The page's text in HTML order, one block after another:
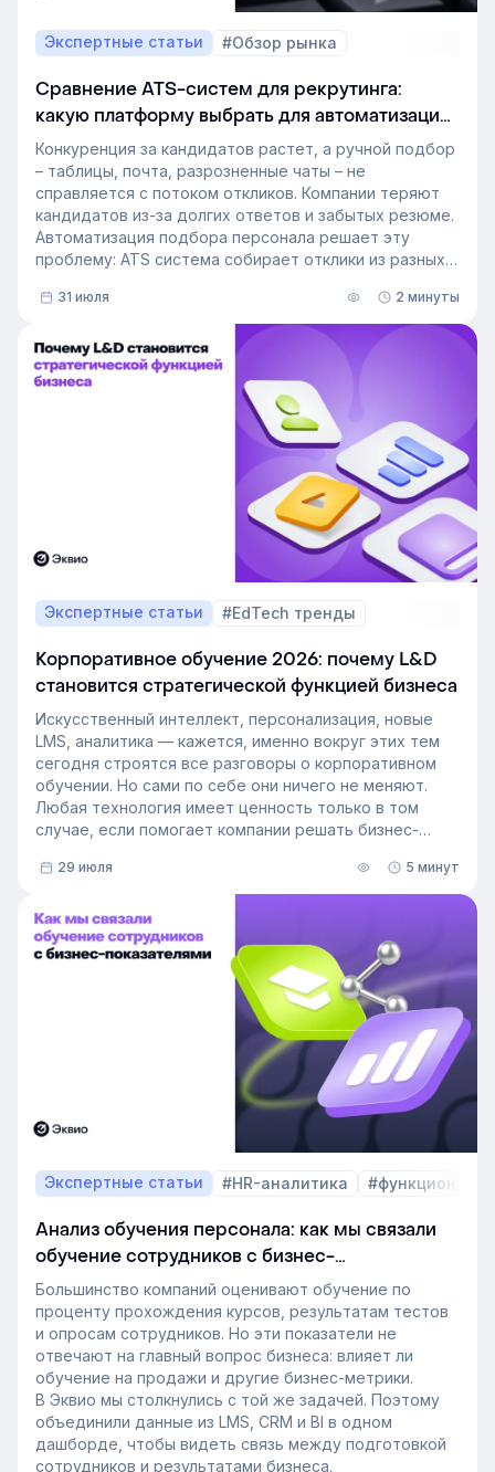
Экспертные статьи #Обзор рынка
Сравнение ATS-систем для рекрутинга:
какую платформу выбрать для автоматизации
подбора персонала
Конкуренция за кандидатов растет, а ручной подбор
– таблицы, почта, разрозненные чаты – не
справляется с потоком откликов. Компании теряют
кандидатов из-за долгих ответов и забытых резюме.
Автоматизация подбора персонала решает эту
проблему: ATS система собирает отклики из разных
снимает с рекрутера рутину. Сегодня программа для
рекрутинга – это базовый инструмент для быстрого
и системного закрытия вакансий.
31 июля 2 минуты
Экспертные статьи #EdTech тренды
Корпоративное обучение 2026: почему L&D
становится стратегической функцией бизнеса
Искусственный интеллект, персонализация, новые
LMS, аналитика — кажется, именно вокруг этих тем
сегодня строятся все разговоры о корпоративном
обучении. Но сами по себе они ничего не меняют.
Любая технология имеет ценность только в том
случае, если помогает компании решать бизнес-
Сегодня бизнес интересует уже не выбор
инструментов, а их результат: какое влияние
обучение оказывает на компанию и можно ли этот
эффект измерить. Такой взгляд меняет подходы к
развитию сотрудников, требования к HR и L&D, а
также на критерии выбора LMS.
В этой статье разбираем, почему это происходит и
как эти изменения повлияют на корпоративное
обучение в ближайшие годы. Материал подготовлен
на основе интервью коммерческого директора
Эквио Леонида Бутакова для подкаста HR4People.
29 июля 5 минут
Экспертные статьи #HR-аналитика #функционал
Анализ обучения персонала: как мы связали
обучение сотрудников с бизнес-
показателями
Большинство компаний оценивают обучение по
проценту прохождения курсов, результатам тестов
и опросам сотрудников. Но эти показатели не
отвечают на главный вопрос бизнеса: влияет ли
обучение на продажи и другие бизнес-метрики.
В Эквио мы столкнулись с той же задачей. Поэтому
объединили данные из LMS, CRM и BI в одном
дашборде, чтобы видеть связь между подготовкой
сотрудников и результатами бизнеса.